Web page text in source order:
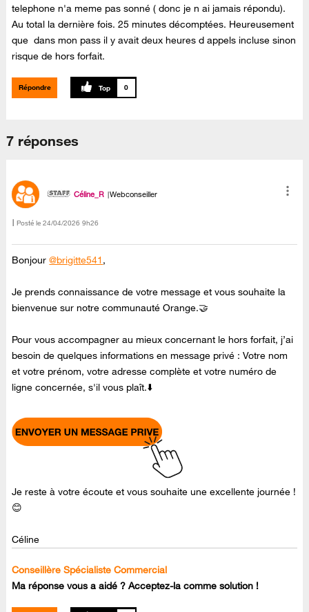
telephone n'a meme pas sonné ( donc je n ai jamais répondu).
Au total la dernière fois. 25 minutes décomptées. Heureusement
que dans mon pass il y avait deux heures d appels incluse sinon
risque de hors forfait.
Répondre 0
7 réponses
Céline_R Webconseiller
Posté le ‎24/04/2026 9h26
Bonjour@brigitte541 ,
Je prends connaissance de votre message et vous souhaite la
bienvenue sur notre communauté Orange.🤝
Pour vous accompagner au mieux concernant le hors forfait, j’ai
besoin de quelques informations en message privé : Votre nom
et votre prénom, votre adresse complète et votre numéro de
ligne concernée, s'il vous plaît.⬇️
Je reste à votre écoute et vous souhaite une excellente journée !
😊
Céline
Conseillère Spécialiste Commercial
Ma réponse vous a aidé ? Acceptez-la comme solution !